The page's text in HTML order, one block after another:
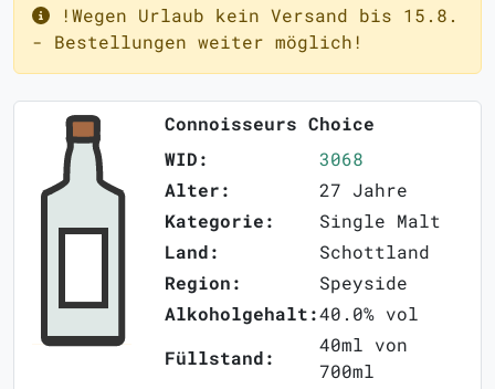
!Wegen Urlaub kein Versand bis 15.8.
- Bestellungen weiter möglich!
Connoisseurs Choice
WID:
3068
Alter:
27 Jahre
Kategorie:
Single Malt
Land:
Schottland
Region:
Speyside
Alkoholgehalt:40.0% vol
Füllstand:
40ml von
700ml